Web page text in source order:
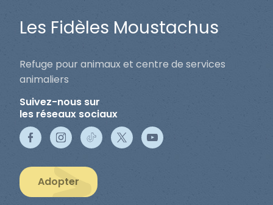
Les Fidèles Moustachus
Refuge pour animaux et centre de services
animaliers
Suivez-nous sur
les réseaux sociaux
Adopter